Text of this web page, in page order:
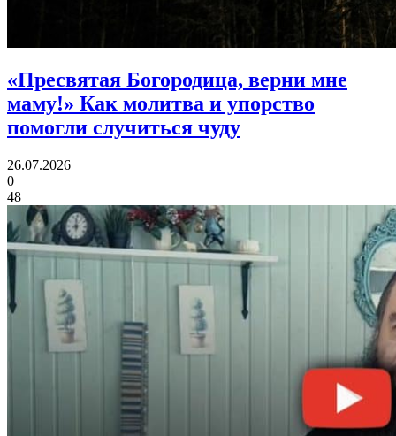
«Пресвятая Богородица, верни мне
маму!» Как молитва и упорство
помогли случиться чуду
26.07.2026
0
48